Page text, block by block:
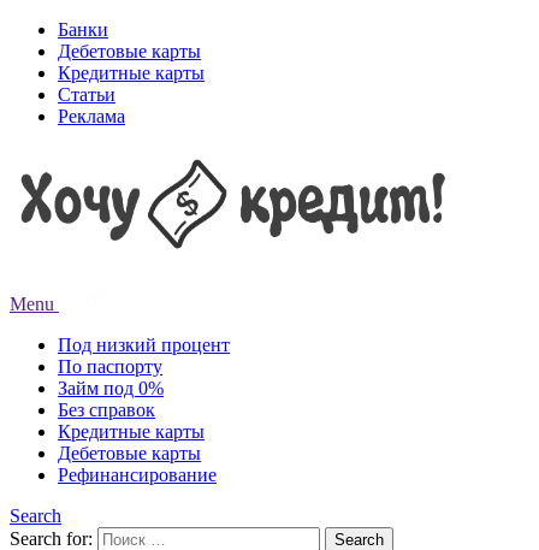
Банки
Дебетовые карты
Кредитные карты
Статьи
Реклама
Menu
Под низкий процент
По паспорту
Займ под 0%
Без справок
Кредитные карты
Дебетовые карты
Рефинансирование
Search
Search for:
Search